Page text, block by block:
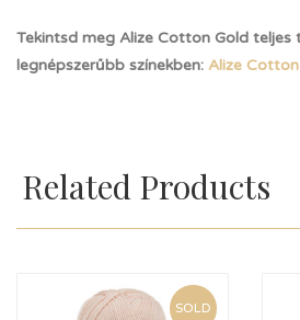
Tekintsd meg Alize Cotton Gold
legnépszerűbb színekben: Alize
Related Products
SOLD